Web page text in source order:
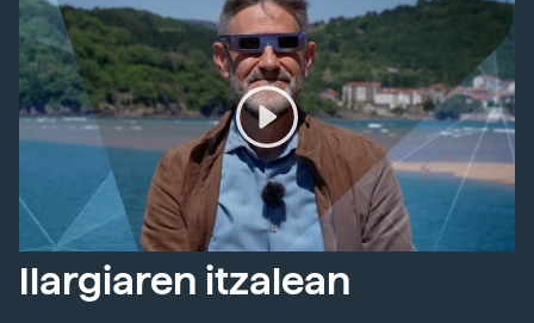
Ilargiaren itzalean